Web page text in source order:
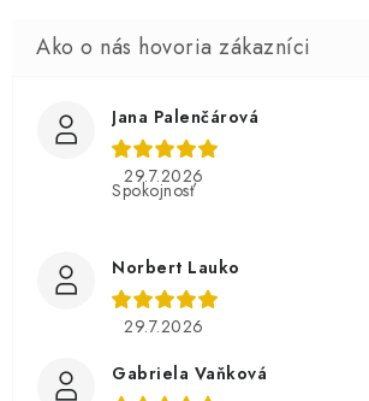
Jana Palenčárová
29.7.2026
Spokojnosť
Norbert Lauko
29.7.2026
Gabriela Vaňková